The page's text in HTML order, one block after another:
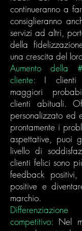
continueranno a
consiglieranno
servizi ad altri,
della
una crescita del
Aumento della
cliente: I clienti
maggiori
clienti abituali.
personalizzato ed
prontamente i
aspettative, puoi
livello di
clienti felici sono
feedback positivi,
positive e
marchio.
competitivo: Nel